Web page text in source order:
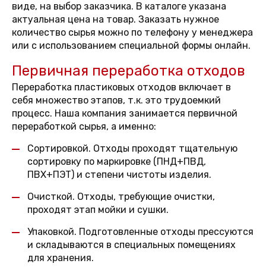
виде, на выбор заказчика. В каталоге указана
актуальная цена на товар. Заказать нужное
количество сырья можно по телефону у менеджера
или с использованием специальной формы онлайн.
Первичная переработка отходов
Переработка пластиковых отходов включает в
себя множество этапов, т.к. это трудоемкий
процесс. Наша компания занимается первичной
переработкой сырья, а именно:
Сортировкой. Отходы проходят тщательную
сортировку по маркировке (ПНД+ПВД,
ПВХ+ПЭТ) и степени чистоты изделия.
Очисткой. Отходы, требующие очистки,
проходят этап мойки и сушки.
Упаковкой. Подготовленные отходы прессуются
и складываются в специальных помещениях
для хранения.